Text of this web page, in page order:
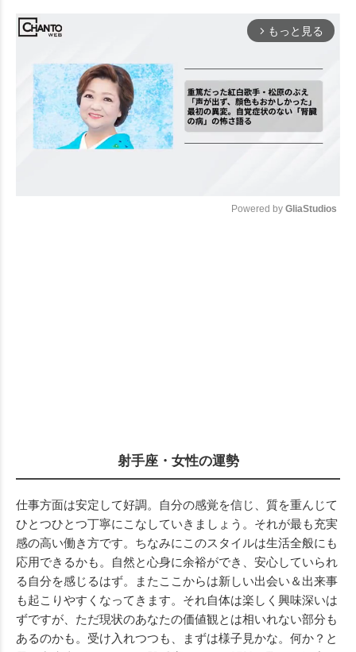
arrow_forward_ios もっと見る
Powered by GliaStudios
射手座・女性の運勢
仕事方面は安定して好調。自分の感覚を信じ、質を重んじて
ひとつひとつ丁寧にこなしていきましょう。それが最も充実
感の高い働き方です。ちなみにこのスタイルは生活全般にも
応用できるかも。自然と心身に余裕ができ、安心していられ
る自分を感じるはず。またここからは新しい出会い＆出来事
も起こりやすくなってきます。それ自体は楽しく興味深いは
ずですが、ただ現状のあなたの価値観とは相いれない部分も
あるのかも。受け入れつつも、まずは様子見かな。何か？と